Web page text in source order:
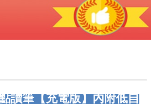
讀筆【充電版】內附低自